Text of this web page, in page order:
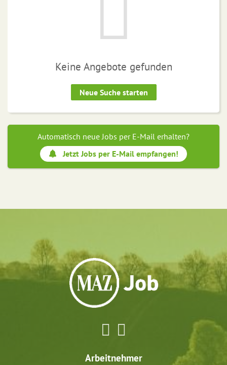
Keine Angebote gefunden
Neue Suche starten
Automatisch neue Jobs per E-Mail erhalten?
Jetzt Jobs per E-Mail empfangen!
Arbeitnehmer